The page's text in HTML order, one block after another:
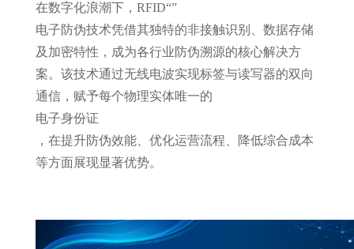
在数字化浪潮下， RFID
电子防伪技术凭借其独特的非接触识别、数据存储
及加密特性，成为各行业防伪溯源的核心解决方
案。该技术通过无线电波实现标签与读写器的双向
通信，赋予每个物理实体唯一的
“
电子身份证
”
，在提升防伪效能、优化运营流程、降低综合成本
等方面展现显著优势。